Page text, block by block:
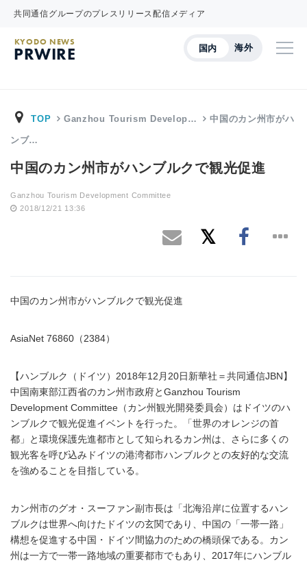
共同通信グループのプレスリリース配信メディア
国内 海外
KYODO NEWS
PRWIRE
TOP Ganzhou Tourism Develop… 中国のカン州市がハ
ンブ…
中国のカン州市がハンブルクで観光促進
Ganzhou Tourism Development Committee
2018/12/21 13:36
中国のカン州市がハンブルクで観光促進
AsiaNet 76860（2384）
【ハンブルク（ドイツ）2018年12月20日新華社＝共同通信JBN】
中国南東部江西省のカン州市政府とGanzhou Tourism
Development Committee（カン州観光開発委員会）はドイツのハ
ンブルクで観光促進イベントを行った。「世界のオレンジの首
都」と環境保護先進都市として知られるカン州は、さらに多くの
観光客を呼び込みドイツの港湾都市ハンブルクとの友好的な交流
を強めることを目指している。
カン州市のグオ・スーファン副市長は「北海沿岸に位置するハン
ブルクは世界へ向けたドイツの玄関であり、中国の「一帯一路」
構想を促進する中国・ドイツ間協力のための橋頭保である。カン
州は一方で一帯一路地域の重要都市でもあり、2017年にハンブル